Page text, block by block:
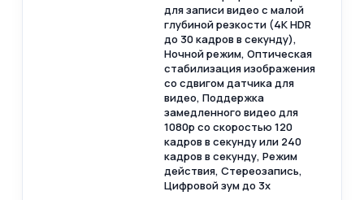
для записи видео с малой
глубиной резкости (4K HDR
до 30 кадров в секунду),
Ночной режим, Оптическая
стабилизация изображения
со сдвигом датчика для
видео, Поддержка
замедленного видео для
1080p со скоростью 120
кадров в секунду или 240
кадров в секунду, Режим
действия, Стереозапись,
Цифровой зум до 3x